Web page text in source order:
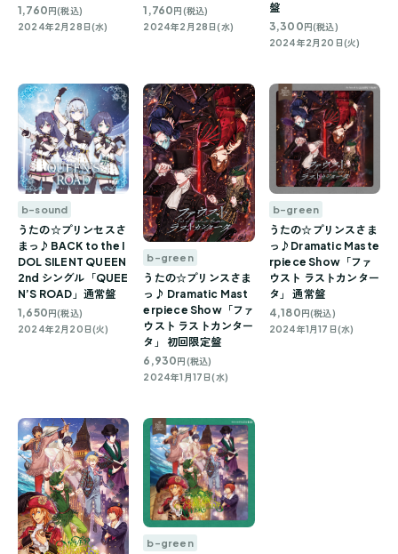
1,760 円(税込)
2024年2月28日(水)
1,760 円(税込)
2024年2月28日(水)
盤
3,300 円(税込)
2024年2月20日(火)
b-sound
うたの☆プリンセスさ
まっ♪BACK to the I
DOL SILENT QUEEN
2nd シングル「QUEE
N’S ROAD」通常盤
1,650円(税込)
2024年2月20日(火)
b-green
うたの☆プリンスさま
っ♪ Dramatic Mast
erpiece Show「ファ
ウスト ラストカンター
タ」 初回限定盤
6,930円(税込)
2024年1月17日(水)
b-green
うたの☆プリンスさま
っ♪Dramatic Maste
rpiece Show「ファ
ウスト ラストカンター
タ」 通常盤
4,180円(税込)
2024年1月17日(水)
b-green